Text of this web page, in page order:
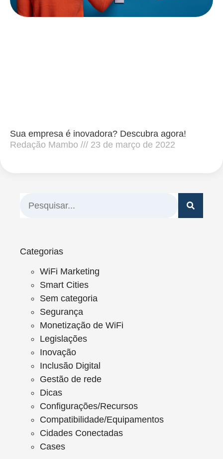
Sua empresa é inovadora? Descubra agora!
Redação Mambo
23 de março de 2022
Categorias
WiFi Marketing
Smart Cities
Sem categoria
Segurança
Monetização de WiFi
Legislações
Inovação
Inclusão Digital
Gestão de rede
Dicas
Configurações/Recursos
Compatibilidade/Equipamentos
Cidades Conectadas
Cases